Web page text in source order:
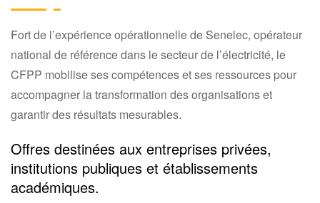
Fort de l’expérience opérationnelle de Senelec, opérateur
national de référence dans le secteur de l’électricité, le
CFPP mobilise ses compétences et ses ressources pour
accompagner la transformation des organisations et
garantir des résultats mesurables.
Offres destinées aux entreprises privées,
institutions publiques et établissements
académiques.